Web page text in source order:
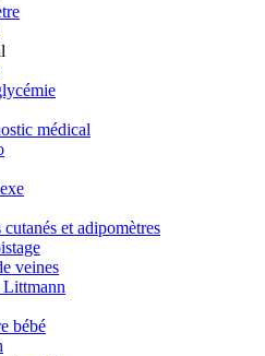
médical
et adipomètres
veines
Littmann
bébé